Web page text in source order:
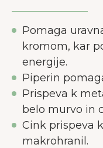
Pomaga
kromom, kar
energije.
Piperin
Prispeva k
belo murvo in
Cink prispeva
makrohranil.